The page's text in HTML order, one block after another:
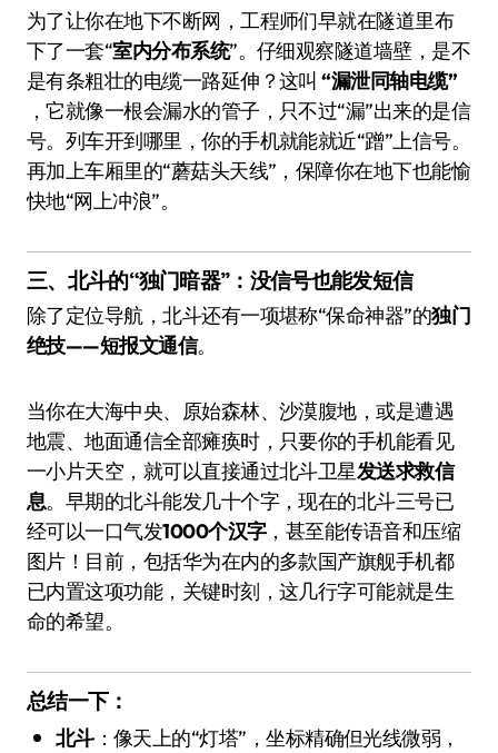
为了让你在地下不断网，工程师们早就在隧道里布
下了一套“室内分布系统”。仔细观察隧道墙壁，是不
是有条粗壮的电缆一路延伸？这叫“漏泄同轴电缆”
，它就像一根会漏水的管子，只不过“漏”出来的是信
号。列车开到哪里，你的手机就能就近“蹭”上信号。
再加上车厢里的“蘑菇头天线”，保障你在地下也能愉
快地“网上冲浪”。
三、北斗的“独门暗器”：没信号也能发短信
除了定位导航，北斗还有一项堪称“保命神器”的独门
绝技——短报文通信。
当你在大海中央、原始森林、沙漠腹地，或是遭遇
地震、地面通信全部瘫痪时，只要你的手机能看见
一小片天空，就可以直接通过北斗卫星发送求救信
息。早期的北斗能发几十个字，现在的北斗三号已
经可以一口气发1000个汉字，甚至能传语音和压缩
图片！目前，包括华为在内的多款国产旗舰手机都
已内置这项功能，关键时刻，这几行字可能就是生
命的希望。
总结一下：
北斗：像天上的“灯塔”，坐标精确但光线微弱，